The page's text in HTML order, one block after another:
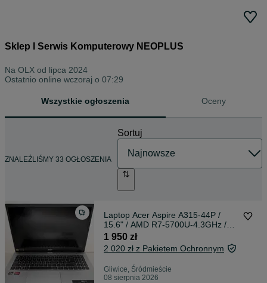
Sklep I Serwis Komputerowy NEOPLUS
Na OLX od lipca 2024
Ostatnio online wczoraj o 07:29
Wszystkie ogłoszenia Oceny
ZNALEŹLIŚMY 33 OGŁOSZENIA
Sortuj
Laptop Acer Aspire A315-44P /
15.6" / AMD R7-5700U-4.3GHz /
16GB / SSD 512 GB / Windows 11 /
Gwarancja
1 950 zł
2 020 zł z Pakietem Ochronnym
Gliwice, Śródmieście
08 sierpnia 2026